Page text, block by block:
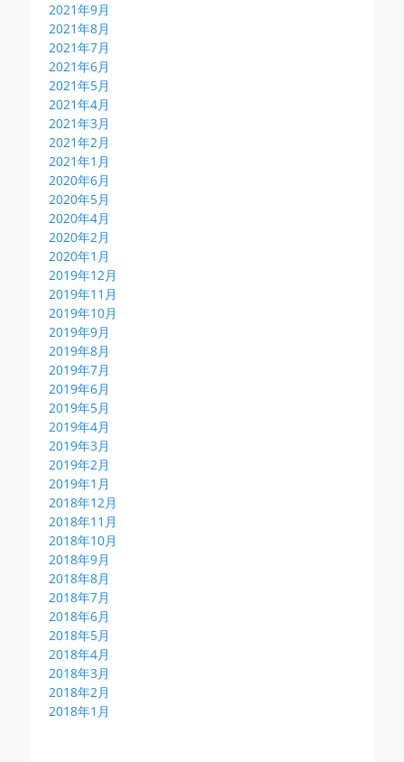
2021年9月
2021年8月
2021年7月
2021年6月
2021年5月
2021年4月
2021年3月
2021年2月
2021年1月
2020年6月
2020年5月
2020年4月
2020年2月
2020年1月
2019年12月
2019年11月
2019年10月
2019年9月
2019年8月
2019年7月
2019年6月
2019年5月
2019年4月
2019年3月
2019年2月
2019年1月
2018年12月
2018年11月
2018年10月
2018年9月
2018年8月
2018年7月
2018年6月
2018年5月
2018年4月
2018年3月
2018年2月
2018年1月